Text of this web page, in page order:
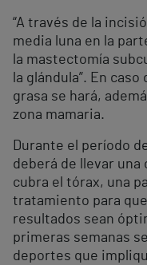
“A través de la
media luna en la
la mastectomía
la glándula”. En
grasa se hará,
zona mamaria.
Durante el período
deberá de llevar
cubra el tórax, una
tratamiento para
resultados sean
primeras semanas
deportes que